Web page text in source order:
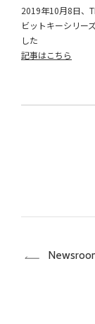
2019年10月8日、
ビットキーシリー
した
記事はこちら